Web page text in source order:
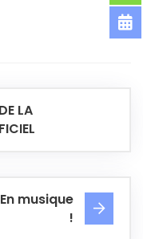
LA
En musique
!